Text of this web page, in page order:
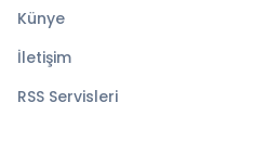
Künye
İletişim
RSS Servisleri